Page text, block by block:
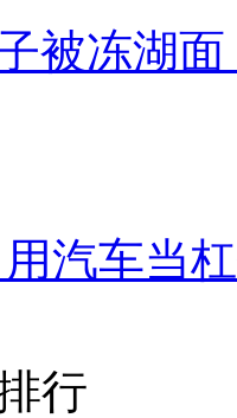
被冻湖
汽车当
行